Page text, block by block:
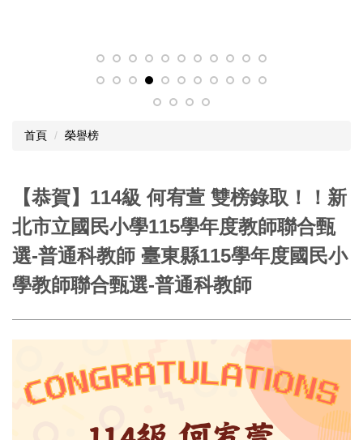
首頁 榮譽榜
【恭賀】114級 何宥萱 雙榜錄取！！新
北市立國民小學115學年度教師聯合甄
選-普通科教師 臺東縣115學年度國民小
學教師聯合甄選-普通科教師